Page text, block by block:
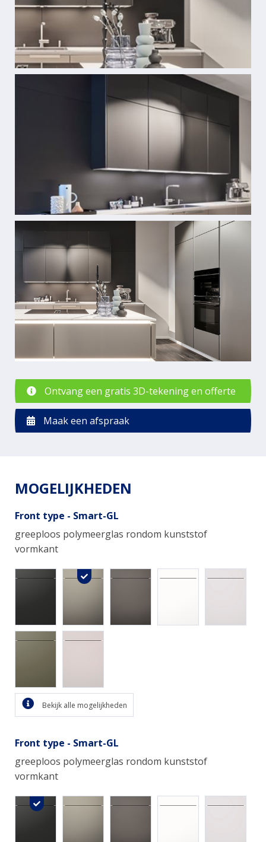
Ontvang een gratis 3D-tekening en offerte
Maak een afspraak
MOGELIJKHEDEN
Front type - Smart-GL
greeploos polymeerglas rondom kunststof
vormkant
Bekijk alle mogelijkheden
Front type - Smart-GL
greeploos polymeerglas rondom kunststof
vormkant